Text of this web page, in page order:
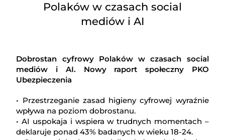
Polaków w czasach social
mediów i AI
Dobrostan cyfrowy Polaków w czasach social
mediów i AI. Nowy raport społeczny PKO
Ubezpieczenia
• Przestrzeganie zasad higieny cyfrowej wyraźnie
wpływa na poziom dobrostanu.
• AI uspokaja i wspiera w trudnych momentach –
deklaruje ponad 43% badanych w wieku 18-24.